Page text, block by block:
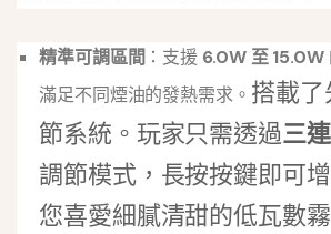
精準可調區間 ：支援 6.0W 至 15.0W
滿足不同煙油的發熱需求。 搭載了
節系統。玩家只需透過三
調節模式，長按按鍵即可
您喜愛細膩清甜的低瓦數